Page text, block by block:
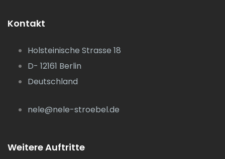
Kontakt
Holsteinische Strasse 18
D- 12161 Berlin
Deutschland
nele@nele-stroebel.de
Weitere Auftritte